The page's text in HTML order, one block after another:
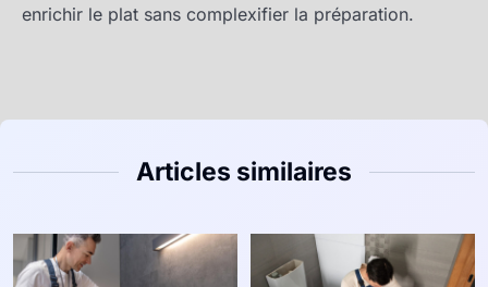
enrichir le plat sans complexifier la préparation.
Articles similaires